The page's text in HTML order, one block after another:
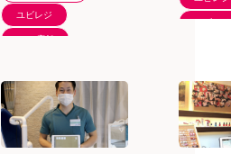
ユビレジ
1〜5店舗
ユビレ